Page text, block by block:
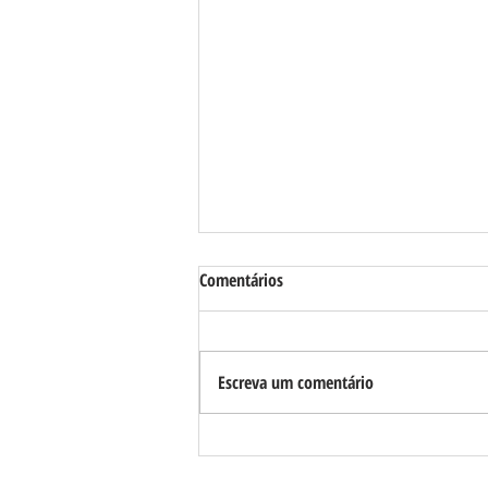
Comentários
Escreva um comentário